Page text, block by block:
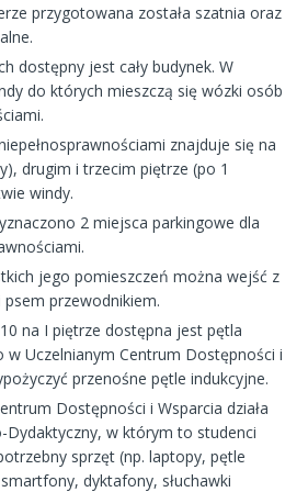
przygotowana została szatnia oraz
dostępny jest cały budynek. W
do których mieszczą się wózki osób
znajduje się na
drugim i trzecim piętrze (po 1
windy.
2 miejsca parkingowe dla
jego pomieszczeń można wejść z
przewodnikiem.
na I piętrze dostępna jest pętla
w Uczelnianym Centrum Dostępności i
przenośne pętle indukcyjne.
Dostępności i Wsparcia działa
Dydaktyczny, w którym to studenci
sprzęt (np. laptopy, pętle
dyktafony, słuchawki